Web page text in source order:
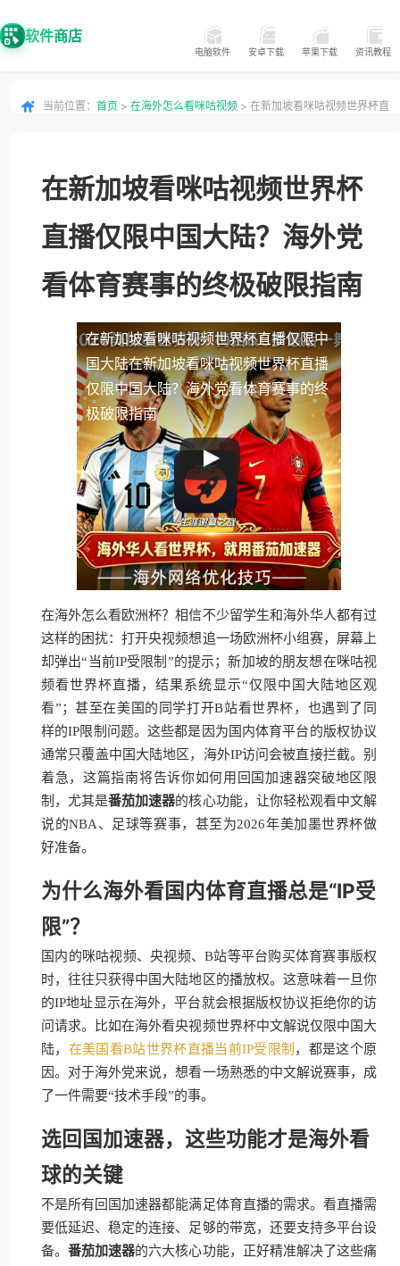
软件商店
电脑软件 安卓下载 苹果下载 资讯教程
当前位置： 首页 > 在海外怎么看咪咕视频 > 在新加坡看咪咕视频世界杯直
在新加坡看咪咕视频世界杯
直播仅限中国大陆？海外党
看体育赛事的终极破限指南
在新加坡看咪咕视频世界杯直播仅限中
国大陆在新加坡看咪咕视频世界杯直播
仅限中国大陆？海外党看体育赛事的终
极破限指南
在海外怎么看欧洲杯？相信不少留学生和海外华人都有过
这样的困扰：打开央视频想追一场欧洲杯小组赛，屏幕上
却弹出“当前IP受限制”的提示；新加坡的朋友想在咪咕视
频看世界杯直播，结果系统显示“仅限中国大陆地区观
看”；甚至在美国的同学打开B站看世界杯，也遇到了同
样的IP限制问题。这些都是因为国内体育平台的版权协议
通常只覆盖中国大陆地区，海外IP访问会被直接拦截。别
着急，这篇指南将告诉你如何用回国加速器突破地区限
制，尤其是番茄加速器的核心功能，让你轻松观看中文解
说的NBA、足球等赛事，甚至为2026年美加墨世界杯做
好准备。
为什么海外看国内体育直播总是“IP受
限”？
国内的咪咕视频、央视频、B站等平台购买体育赛事版权
时，往往只获得中国大陆地区的播放权。这意味着一旦你
的IP地址显示在海外，平台就会根据版权协议拒绝你的访
问请求。比如在海外看央视频世界杯中文解说仅限中国大
陆， 在美国看B站世界杯直播当前IP受限制 ，都是这个原
因。对于海外党来说，想看一场熟悉的中文解说赛事，成
了一件需要“技术手段”的事。
选回国加速器，这些功能才是海外看
球的关键
不是所有回国加速器都能满足体育直播的需求。看直播需
要低延迟、稳定的连接、足够的带宽，还要支持多平台设
备。番茄加速器的六大核心功能，正好精准解决了这些痛